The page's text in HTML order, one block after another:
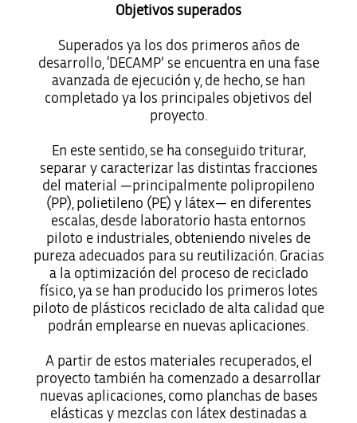
Objetivos superados
Superados ya los dos primeros años de
desarrollo, ‘DECAMP’ se encuentra en una fase
avanzada de ejecución y, de hecho, se han
completado ya los principales objetivos del
proyecto.
En este sentido, se ha conseguido triturar,
separar y caracterizar las distintas fracciones
del material —principalmente polipropileno
(PP), polietileno (PE) y látex— en diferentes
escalas, desde laboratorio hasta entornos
piloto e industriales, obteniendo niveles de
pureza adecuados para su reutilización. Gracias
a la optimización del proceso de reciclado
físico, ya se han producido los primeros lotes
piloto de plásticos reciclado de alta calidad que
podrán emplearse en nuevas aplicaciones.
A partir de estos materiales recuperados, el
proyecto también ha comenzado a desarrollar
nuevas aplicaciones, como planchas de bases
elásticas y mezclas con látex destinadas a